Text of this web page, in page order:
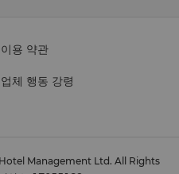
이용 약관
업체 행동 강령
Management Ltd. All Rights